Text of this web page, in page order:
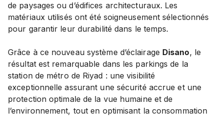
de paysages ou d’édifices architecturaux. Les
matériaux utilisés ont été soigneusement sélectionnés
pour garantir leur durabilité dans le temps.
Grâce à ce nouveau système d’éclairage Disano, le
résultat est remarquable dans les parkings de la
station de métro de Riyad : une visibilité
exceptionnelle assurant une sécurité accrue et une
protection optimale de la vue humaine et de
l’environnement, tout en optimisant la consommation